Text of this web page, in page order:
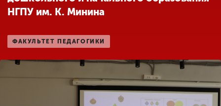
Студенческая жизнь
Сведения об
образовательной
организации
НГПУ им. К. Минина
ФАКУЛЬТЕТ ПЕДАГОГИКИ